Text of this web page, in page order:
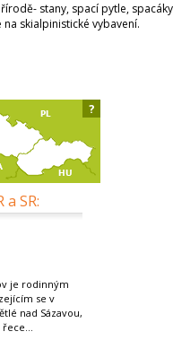
stany, spací pytle,
skialpinistické vybavení.
SR:
je rodinným
se v
nad Sázavou,
řece...
?